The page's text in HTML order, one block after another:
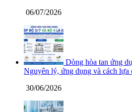
06/07/2026
Dòng hòa tan ứng
Nguyên lý, ứng dụng và cách lựa
30/06/2026